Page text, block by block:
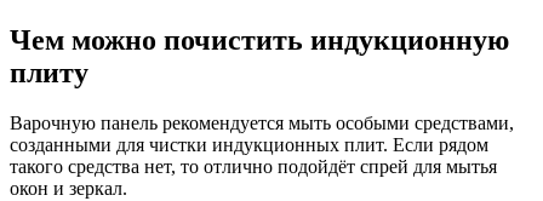
Чем можно почистить индукционную
плиту
Варочную панель рекомендуется мыть особыми средствами,
созданными для чистки индукционных плит. Если рядом
такого средства нет, то отлично подойдёт спрей для мытья
окон и зеркал.